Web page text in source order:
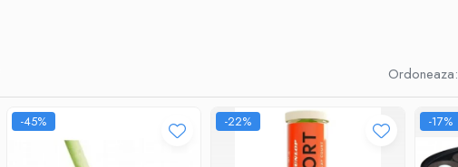
Ordoneaza:
-45% -22% -17%